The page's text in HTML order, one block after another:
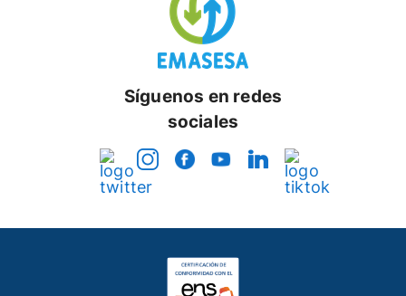
Síguenos en redes
sociales